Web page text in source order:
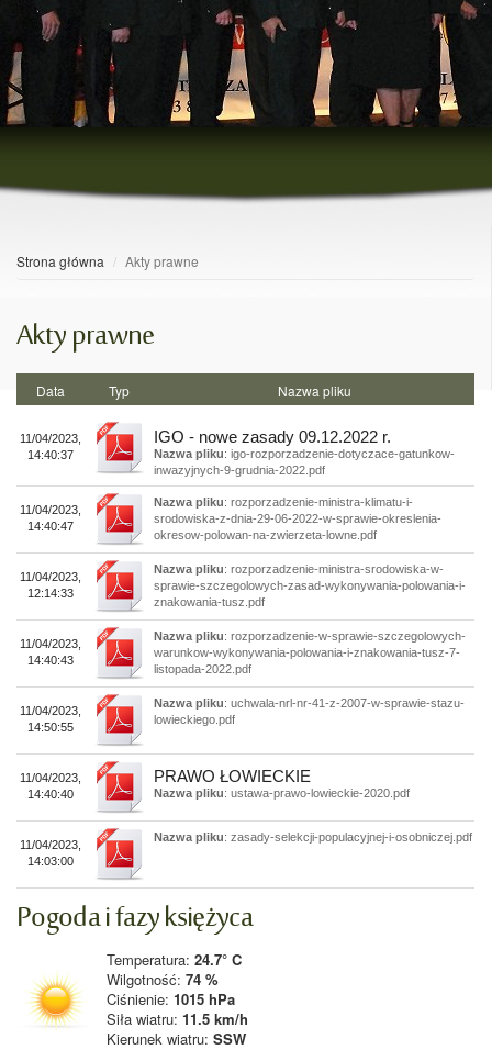
Strona główna Akty prawne
Akty prawne
Data Typ Nazwa pliku
11/04/2023,
14:40:37
IGO - nowe zasady 09.12.2022 r.
Nazwa pliku: igo-rozporzadzenie-dotyczace-gatunkow-
inwazyjnych-9-grudnia-2022.pdf
11/04/2023,
14:40:47
Nazwa pliku: rozporzadzenie-ministra-klimatu-i-
srodowiska-z-dnia-29-06-2022-w-sprawie-okreslenia-
okresow-polowan-na-zwierzeta-lowne.pdf
11/04/2023,
12:14:33
Nazwa pliku: rozporzadzenie-ministra-srodowiska-w-
sprawie-szczegolowych-zasad-wykonywania-polowania-i-
znakowania-tusz.pdf
11/04/2023,
14:40:43
Nazwa pliku: rozporzadzenie-w-sprawie-szczegolowych-
warunkow-wykonywania-polowania-i-znakowania-tusz-7-
listopada-2022.pdf
11/04/2023,
14:50:55
Nazwa pliku: uchwala-nrl-nr-41-z-2007-w-sprawie-stazu-
lowieckiego.pdf
11/04/2023,
14:40:40
PRAWO ŁOWIECKIE
Nazwa pliku: ustawa-prawo-lowieckie-2020.pdf
11/04/2023,
14:03:00
Nazwa pliku: zasady-selekcji-populacyjnej-i-osobniczej.pdf
Pogoda i fazy księżyca
Temperatura: 24.7° C
Wilgotność: 74 %
Ciśnienie: 1015 hPa
Siła wiatru: 11.5 km/h
Kierunek wiatru: SSW